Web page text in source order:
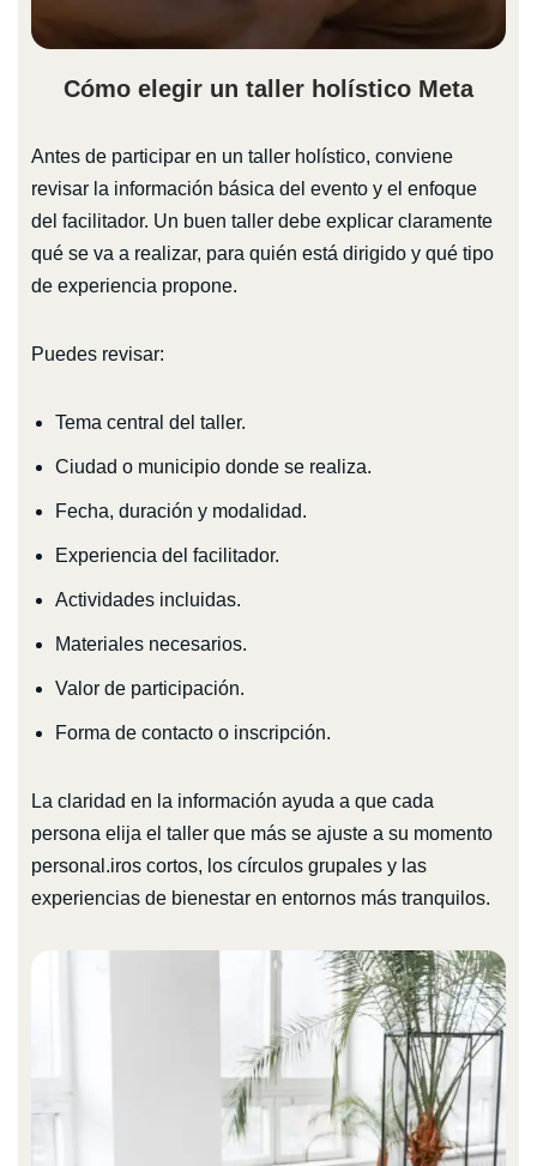
Cómo elegir un taller holístico Meta
Antes de participar en un taller holístico, conviene
revisar la información básica del evento y el enfoque
del facilitador. Un buen taller debe explicar claramente
qué se va a realizar, para quién está dirigido y qué tipo
de experiencia propone.
Puedes revisar:
Tema central del taller.
Ciudad o municipio donde se realiza.
Fecha, duración y modalidad.
Experiencia del facilitador.
Actividades incluidas.
Materiales necesarios.
Valor de participación.
Forma de contacto o inscripción.
La claridad en la información ayuda a que cada
persona elija el taller que más se ajuste a su momento
personal.iros cortos, los círculos grupales y las
experiencias de bienestar en entornos más tranquilos.